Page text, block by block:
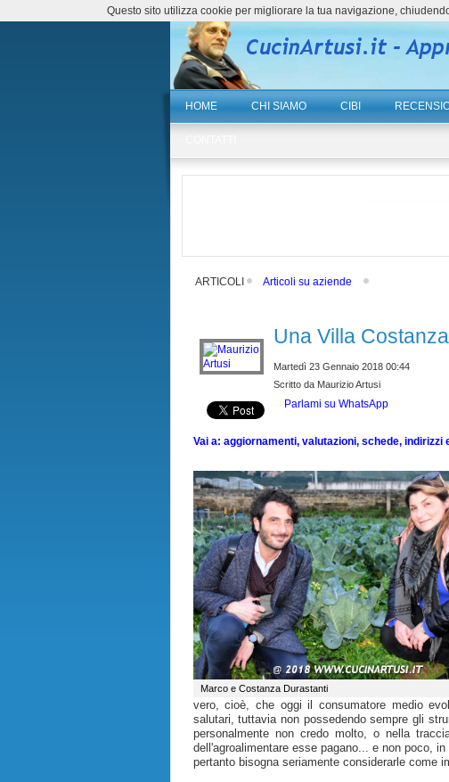
HOME CHI SIAMO CIBI
ARTICOLI Articoli su aziende
Una Villa
Martedì 23 Gennaio 2018 00:44
Scritto da Maurizio Artusi
Parlami su WhatsApp
Vai a: aggiornamenti, valutazioni, schede,
Marco e Costanza Durastanti
vero, cioè, che oggi il consumatore medio
salutari, tuttavia non possedendo sempre gli
personalmente non credo molto, o nella
dell'agroalimentare esse pagano... e non poco,
pertanto bisogna seriamente considerarle come
Questo sito utilizza cookie per migliorare la tua navigazione,